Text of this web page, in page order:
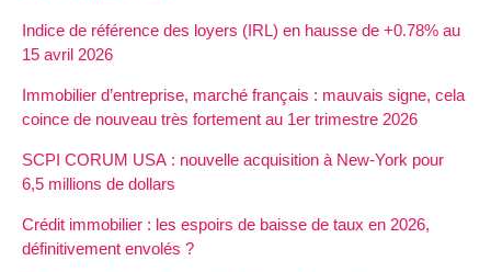
Indice de référence des loyers (IRL) en hausse de +0.78% au
15 avril 2026
Immobilier d’entreprise, marché français : mauvais signe, cela
coince de nouveau très fortement au 1er trimestre 2026
SCPI CORUM USA : nouvelle acquisition à New-York pour
6,5 millions de dollars
Crédit immobilier : les espoirs de baisse de taux en 2026,
définitivement envolés ?